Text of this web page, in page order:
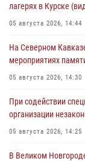
лагерях в Курске
05 августа 2026, 14:44
На Северном
мероприятиях
05 августа 2026, 14:30
При содействии
организации
05 августа 2026, 14:25
В Великом